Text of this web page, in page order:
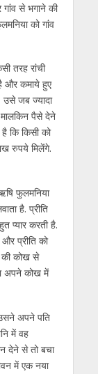
से भगाने की
को गांव
तरह रांची
और कमाये हुए
उसे जब ज्यादा
पैसे देने
कि किसी को
रुपये मिलेंगे.
फुलमनिया
है. प्रीति
प्यार करती है.
प्रीति को
की कोख से
अपने कोख में
उसने अपने पति
में वह
देने से तो बचा
में एक नया